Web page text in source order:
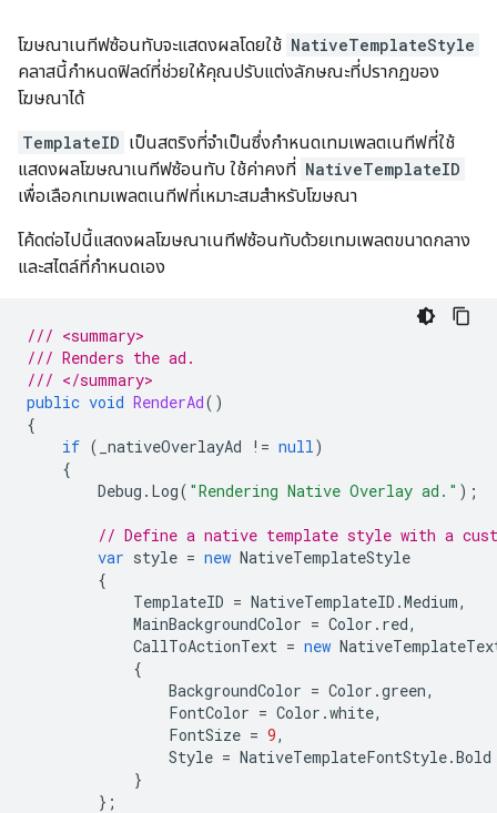
โฆษณาเนทีฟซ้อนทับจะแสดงผลโดยใช้ NativeTemplateStyle
คลาสนี้กำหนดฟิลด์ที่ช่วยให้คุณปรับแต่งลักษณะที่ปรากฏของ
โฆษณาได้
TemplateID เป็นสตริงที่จำเป็นซึ่งกำหนดเทมเพลตเนทีฟที่ใช้
แสดงผลโฆษณาเนทีฟซ้อนทับ ใช้ค่าคงที่ NativeTemplateID
เพื่อเลือกเทมเพลตเนทีฟที่เหมาะสมสำหรับโฆษณา
โค้ดต่อไปนี้แสดงผลโฆษณาเนทีฟซ้อนทับด้วยเทมเพลตขนาดกลาง
และสไตล์ที่กำหนดเอง
/// <summary>
/// Renders the ad.
/// </summary>
public void RenderAd()
{
if ( _nativeOverlayAd != null)
{
Debug . Log( "Rendering Native Overlay ad." );
// Define a native template style with a
var style = new NativeTemplateStyle
{
TemplateID = NativeTemplateID .Medium,
MainBackgroundColor = Color . red,
CallToActionText = new
{
BackgroundColor = Color .green,
FontColor = Color .white,
FontSize = 9,
Style = NativeTemplateFontStyle.Bold
}
};